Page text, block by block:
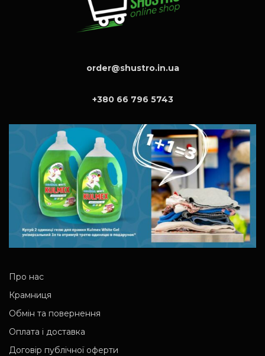
order@shustro.in.ua
+380 66 796 5743
Про нас
Крамниця
Обмін та повернення
Оплата і доставка
Договір публічної оферти